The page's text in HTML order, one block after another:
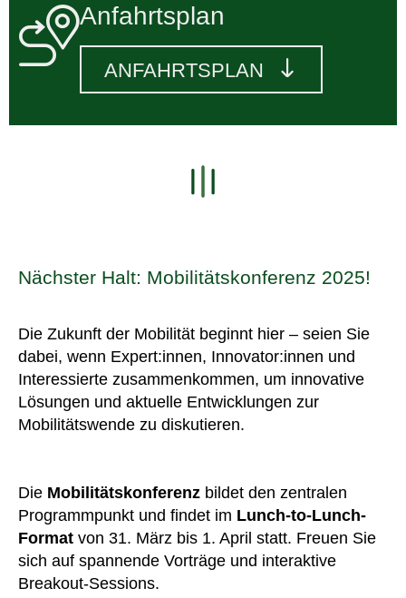
Anfahrtsplan
ANFAHRTSPLAN
Nächster Halt: Mobilitätskonferenz 2025!
Die Zukunft der Mobilität beginnt hier – seien Sie
dabei, wenn Expert:innen, Innovator:innen und
Interessierte zusammenkommen, um innovative
Lösungen und aktuelle Entwicklungen zur
Mobilitätswende zu diskutieren.
Die Mobilitätskonferenz bildet den zentralen
Programmpunkt und findet im Lunch-to-Lunch-
Format von 31. März bis 1. April statt. Freuen Sie
sich auf spannende Vorträge und interaktive
Breakout-Sessions.